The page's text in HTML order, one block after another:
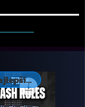
Najlepšie hodnotené